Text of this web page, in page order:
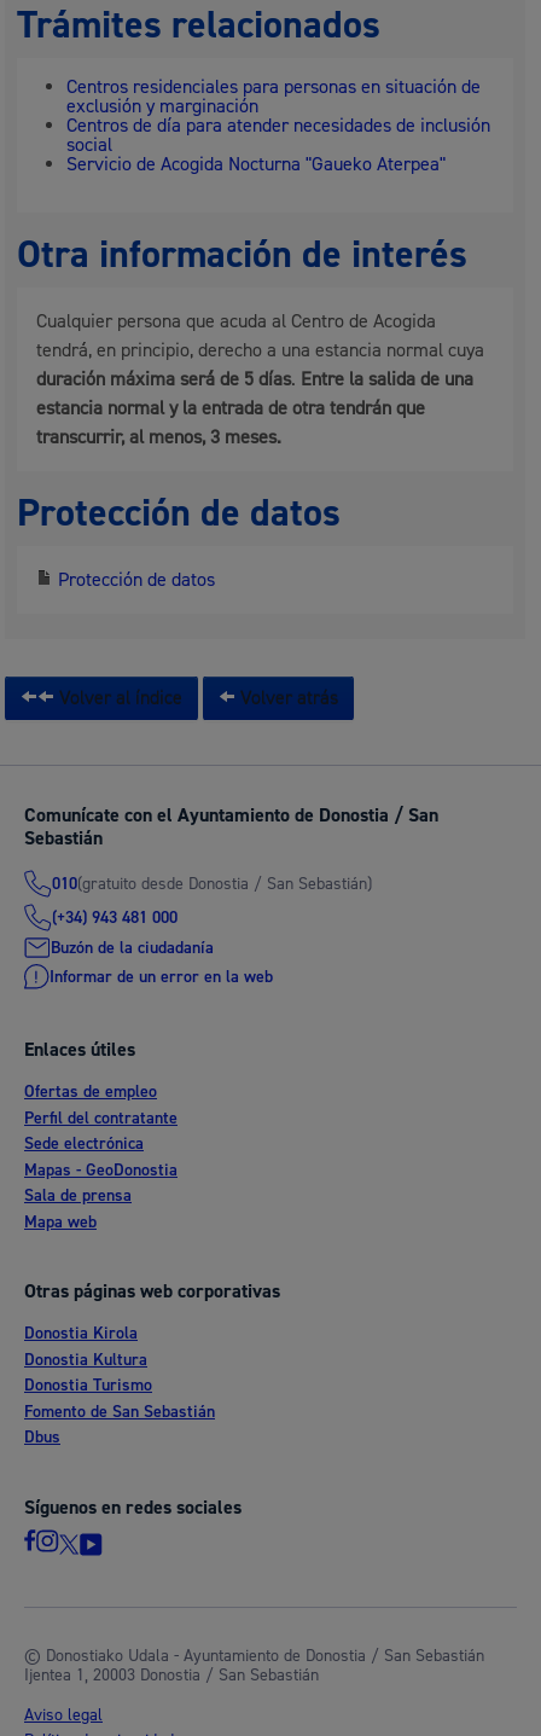
Trámites relacionados
Centros residenciales para personas en situación de
exclusión y marginación
Centros de día para atender necesidades de inclusión
social
Servicio de Acogida Nocturna "Gaueko Aterpea"
Otra información de interés
Cualquier persona que acuda al Centro de Acogida
tendrá́, en principio, derecho a una estancia normal cuya
duración máxima será ́de 5 días. Entre la salida de una
estancia normal y la entrada de otra tendrán que
transcurrir, al menos, 3 meses.
Protección de datos
Protección de datos
Volver al índice Volver atrás
Comunícate con el Ayuntamiento de Donostia / San
Sebastián
010(gratuito desde Donostia / San Sebastián)
(+34) 943 481 000
Buzón de la ciudadanía
Informar de un error en la web
Enlaces útiles
Ofertas de empleo
Perfil del contratante
Sede electrónica
Mapas - GeoDonostia
Sala de prensa
Mapa web
Otras páginas web corporativas
Donostia Kirola
Donostia Kultura
Donostia Turismo
Fomento de San Sebastián
Dbus
Síguenos en redes sociales
© Donostiako Udala - Ayuntamiento de Donostia / San Sebastián
Ijentea 1, 20003 Donostia / San Sebastián
Aviso legal